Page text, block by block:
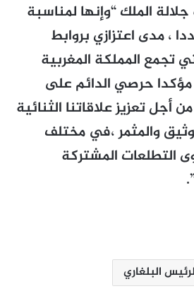
الملك “وإنها لمناسبة
، مدى اعتزازي بروابط
تجمع المملكة المغربية
مؤكدا حرصي الدائم على
أجل تعزيز علاقاتنا الثنائية
والمثمر ،في مختلف
التطلعات المشتركة
البلغاري